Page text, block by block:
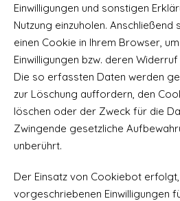
Einwilligungen und sonstigen
Nutzung einzuholen.
einen Cookie in Ihrem Browser,
Einwilligungen bzw. deren
Die so erfassten Daten werden
zur Löschung auffordern, den
löschen oder der Zweck für die
Zwingende gesetzliche
unberührt.
Der Einsatz von Cookiebot
vorgeschriebenen Einwilligungen